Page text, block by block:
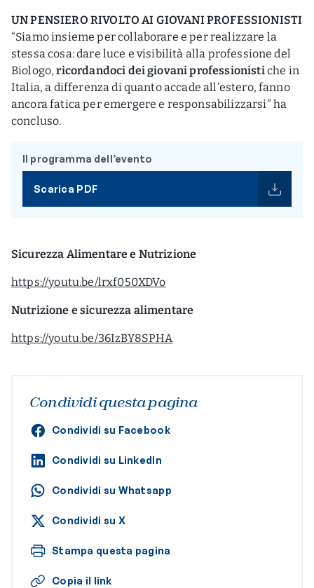
UN PENSIERO RIVOLTO AI GIOVANI PROFESSIONISTI
“Siamo insieme per collaborare e per realizzare la
stessa cosa: dare luce e visibilità alla professione del
Biologo,ricordandoci dei giovani professionistiche in
Italia, a differenza di quanto accade all’estero, fanno
ancora fatica per emergere e responsabilizzarsi” ha
concluso.
Il programma dell’evento
Scarica PDF
Sicurezza Alimentare e Nutrizione
https://youtu.be/lrxf050XDVo
Nutrizione e sicurezza alimentare
https://youtu.be/36IzBY8SPHA
Condividi questa pagina
Condividi su Facebook
Condividi su LinkedIn
Condividi su Whatsapp
Condividi su X
Stampa questa pagina
Copia il link